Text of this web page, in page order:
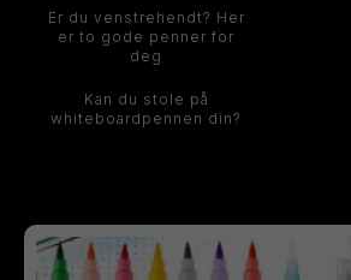
Er du venstrehendt? Her
er to gode penner for
deg
Kan du stole på
whiteboardpennen din?